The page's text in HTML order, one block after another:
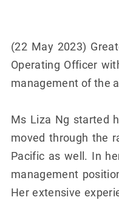
(22 May 2023)
Operating Officer
management of the
Ms Liza Ng started
moved through the
Pacific as well. In
management
Her extensive